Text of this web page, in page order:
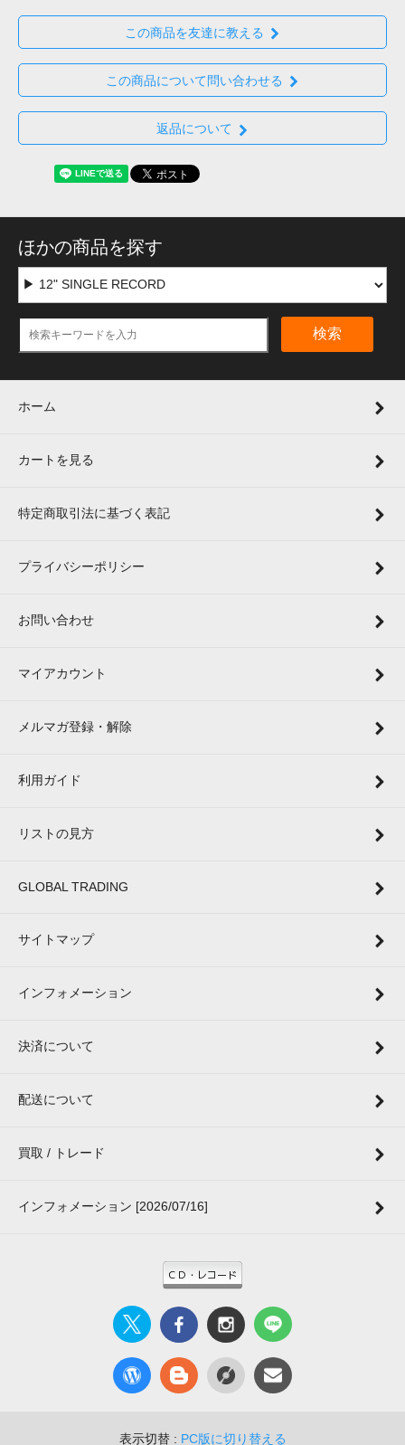
この商品を友達に教える
この商品について問い合わせる
返品について
ほかの商品を探す
検索
ホーム
カートを見る
特定商取引法に基づく表記
プライバシーポリシー
お問い合わせ
マイアカウント
メルマガ登録・解除
利用ガイド
リストの見方
GLOBAL TRADING
サイトマップ
インフォメーション
決済について
配送について
買取 / トレード
インフォメーション [2026/07/16]
表示切替 : PC版に切り替える